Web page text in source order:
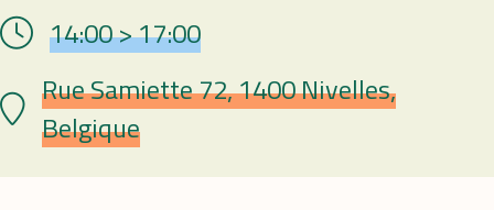
Hour 14:00 > 17:00
Lieu Rue Samiette 72, 1400 Nivelles,
Belgique